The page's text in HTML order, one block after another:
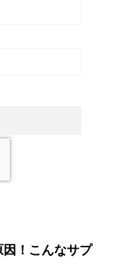
！こんなサプ